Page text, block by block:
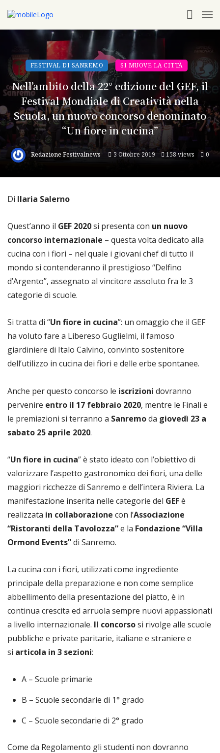
FESTIVAL DI SANREMO SI MUOVE LA CITTÀ
Nell’ambito della 22° edizione del GEF, il
Festival Mondiale di Creatività nella
Scuola, un nuovo concorso denominato
“Un fiore in cucina”
Redazione Festivalnews 3 Ottobre 2019 158 views 0
Di Ilaria Salerno
Quest’anno il GEF 2020si presenta con un nuovo
concorso internazionale – questa volta dedicato alla
cucina con i fiori – nel quale i giovani chef di tutto il
mondo si contenderanno il prestigioso “Delfino
d’Argento”, assegnato al vincitore assoluto fra le 3
categorie di scuole.
Si tratta di “Un fiore in cucina”: un omaggio che il GEF
ha voluto fare a Libereso Guglielmi, il famoso
giardiniere di Italo Calvino, convinto sostenitore
dell’utilizzo in cucina dei fiori e delle erbe spontanee.
Anche per questo concorso le iscrizioni dovranno
pervenire entro il 17 febbraio 2020, mentre le Finali e
le premiazioni si terranno a Sanremoda giovedì 23 a
sabato 25 aprile 2020.
“Un fiore in cucina” è stato ideato con l’obiettivo di
valorizzare l’aspetto gastronomico dei fiori, una delle
maggiori ricchezze di Sanremo e dell’intera Riviera. La
manifestazione inserita nelle categorie del GEFè
realizzata in collaborazione con l’Associazione
“Ristoranti della Tavolozza”e la Fondazione “Villa
Ormond Events”di Sanremo.
La cucina con i fiori, utilizzati come ingrediente
principale della preparazione e non come semplice
abbellimento della presentazione del piatto, è in
continua crescita ed arruola sempre nuovi appassionati
a livello internazionale. Il concorsosi rivolge alle scuole
pubbliche e private paritarie, italiane e straniere e
si articola in 3 sezioni:
A – Scuole primarie
B – Scuole secondarie di 1° grado
C – Scuole secondarie di 2° grado
Come da Regolamento gli studenti non dovranno